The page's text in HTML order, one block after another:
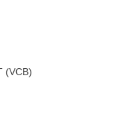
(VCB)